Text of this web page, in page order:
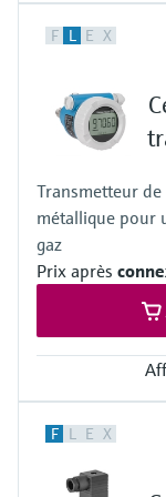
0,3%
(+14…+212 °F)
135 °C pendant 1h
(275 °F pendant 1h)
400 mbar…+40 bar
(6...+600psi)
Cellule de mesure
+400 mbar…+40 bar
(+6 psi...+600 psi)
F L E X
Transmetteur
métallique pour
gaz
Prix après
Standard:
Platine
F L E X